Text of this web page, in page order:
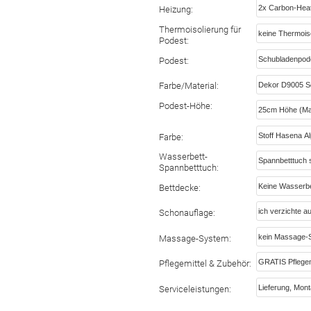
Heizung:
Thermoisolierung für
Podest:
Podest:
Farbe/Material:
Podest-Höhe:
Farbe:
Wasserbett-
Spannbetttuch:
Bettdecke:
Schonauflage:
Massage-System:
Pflegemittel & Zubehör:
Serviceleistungen: